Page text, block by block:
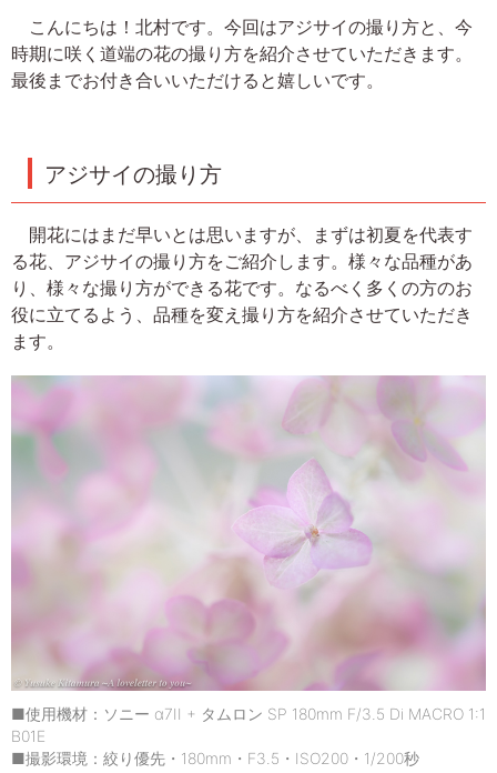
こんにちは！北村です。今回はアジサイの撮り方と、今
時期に咲く道端の花の撮り方を紹介させていただきます。
最後までお付き合いいただけると嬉しいです。
アジサイの撮り方
開花にはまだ早いとは思いますが、まずは初夏を代表す
る花、アジサイの撮り方をご紹介します。様々な品種があ
り、様々な撮り方ができる花です。なるべく多くの方のお
役に立てるよう、品種を変え撮り方を紹介させていただき
ます。
■使用機材：ソニー α7II + タムロン SP 180mm F/3.5 Di MACRO 1:1
B01E
■撮影環境：絞り優先・180mm・F3.5・ISO200・1/200秒